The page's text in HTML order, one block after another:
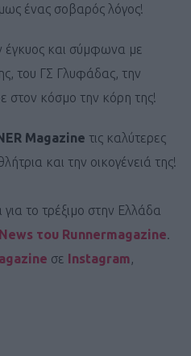
ένας σοβαρός λόγος!
έγκυος και σύμφωνα με
του ΓΣ Γλυφάδας, την
στον κόσμο την κόρη της!
Magazine τις καλύτερες
και την οικογένειά της!
το τρέξιμο στην Ελλάδα
του Runnermagazine.
σε Instagram,